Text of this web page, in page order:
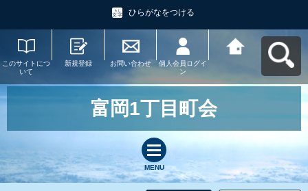
ひらがなをつける
このサイトにつ
いて
新規登録 お問い合わせ
個人会員ログイ
ン
イト「ことこみ
ゅネット」へ戻
富岡1丁目町会
MENU